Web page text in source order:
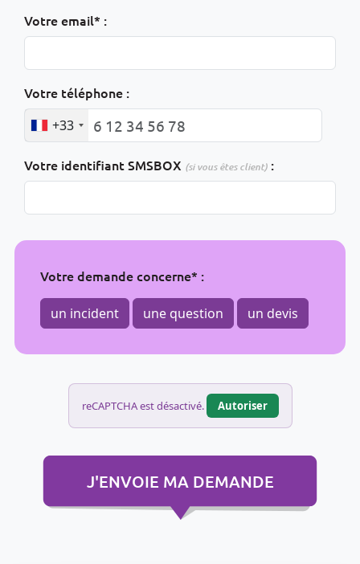
Votre email* :
Votre téléphone :
+33
Votre identifiant SMSBOX (si vous êtes client) :
Votre demande concerne* :
un incident une question un devis
reCAPTCHA est désactivé. Autoriser